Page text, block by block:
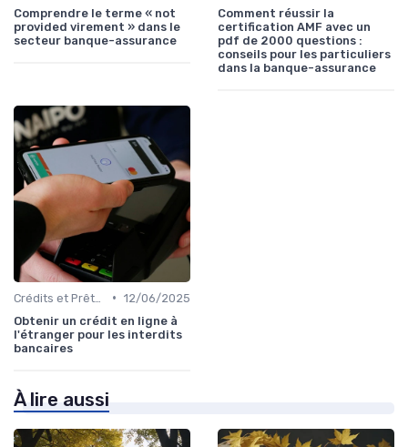
Comprendre le terme « not
provided virement » dans le
secteur banque-assurance
Comment réussir la
certification AMF avec un
pdf de 2000 questions :
conseils pour les particuliers
dans la banque-assurance
• 12/06/2025
Obtenir un crédit en ligne à
l'étranger pour les interdits
bancaires
À lire aussi